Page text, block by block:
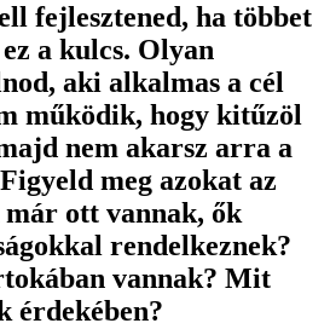
fejlesztened, ha többet
a kulcs. Olyan
aki alkalmas a cél
működik, hogy kitűzöl
nem akarsz arra a
meg azokat az
ott vannak, ők
rendelkeznek?
vannak? Mit
érdekében?